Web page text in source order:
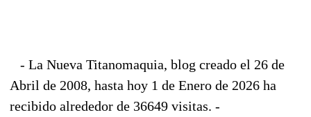
- La Nueva Titanomaquia, blog creado el 26 de
Abril de 2008, hasta hoy 1 de Enero de 2026 ha
recibido alrededor de 36649 visitas. -